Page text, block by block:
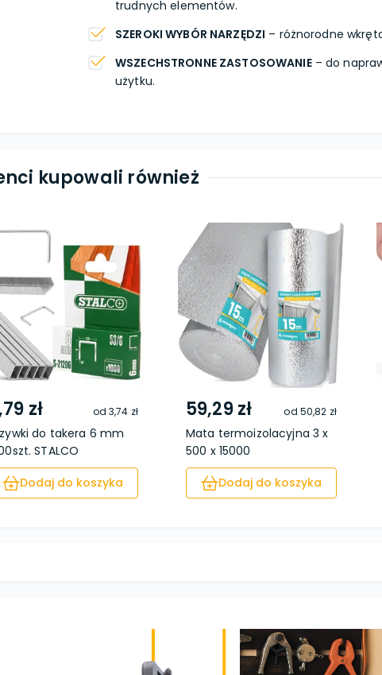
trudnych elementów.
SZEROKI WYBÓR NARZĘDZI – różnorodne
WSZECHSTRONNE ZASTOSOWANIE– do
użytku.
kupowali również
zł od3,74 zł
do takera 6 mm
STALCO
Dodaj do koszyka
59,29 zł od 50,82 zł
Mata termoizolacyjna 3 x
500 x 15000
Dodaj do koszyka